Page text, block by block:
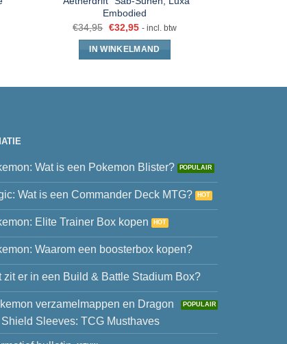
Embodied
€34,95 €32,95 - incl. btw
IN WINKELMAND
Wat is een Pokemon Blister?
Wat is een Commander Deck MTG?
Elite Trainer Box kopen
Waarom een boosterbox kopen?
zit er in een Build & Battle Stadium Box?
verzamelmappen en Dragon
Shield Sleeves: TCG Musthaves